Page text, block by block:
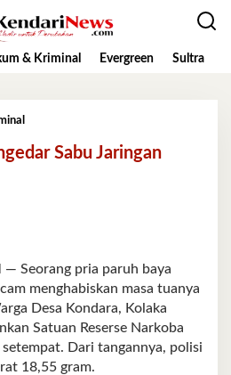
& Kriminal Evergreen Sultra
PengedarSabu Jaringan
— Seorang pria paruh baya
menghabiskan masa tuanya
Desa Kondara, Kolaka
Satuan Reserse Narkoba
Dari tangannya, polisi
18,55 gram.